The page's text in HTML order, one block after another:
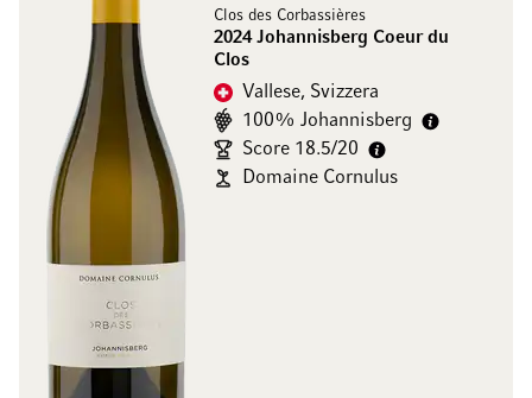
Clos des Corbassières
2024 Johannisberg Coeur du
Clos
Vallese, Svizzera
100% Johannisberg
Score 18.5/20
Domaine Cornulus